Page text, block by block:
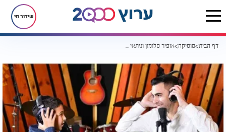
שידור חי
דף הבית מוסיקה אופיר סלומון וניתאי צרפתי ’’מה אשיב לך’’